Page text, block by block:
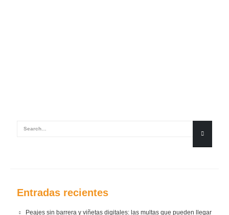
Entradas recientes
Peajes sin barrera y viñetas digitales: las multas que pueden llegar